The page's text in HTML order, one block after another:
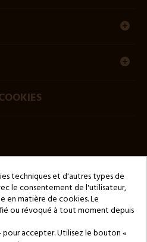
techniques et d'autres types de
le consentement de l'utilisateur,
en matière de cookies. Le
ou révoqué à tout moment depuis
accepter. Utilisez le bouton «